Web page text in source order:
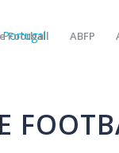
Football ABFP